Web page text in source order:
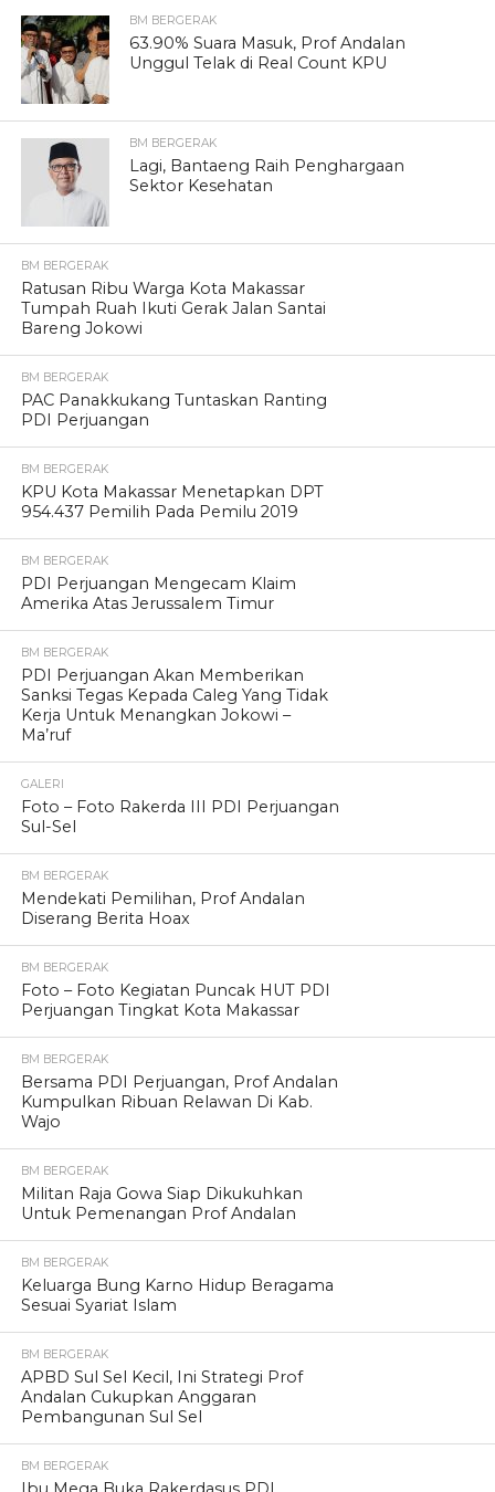
BM BERGERAK
63.90% Suara Masuk, Prof Andalan
Unggul Telak di Real Count KPU
BM BERGERAK
Lagi, Bantaeng Raih Penghargaan
Sektor Kesehatan
BM BERGERAK
Ratusan Ribu Warga Kota Makassar
Tumpah Ruah Ikuti Gerak Jalan Santai
Bareng Jokowi
BM BERGERAK
PAC Panakkukang Tuntaskan Ranting
PDI Perjuangan
BM BERGERAK
KPU Kota Makassar Menetapkan DPT
954.437 Pemilih Pada Pemilu 2019
BM BERGERAK
PDI Perjuangan Mengecam Klaim
Amerika Atas Jerussalem Timur
BM BERGERAK
PDI Perjuangan Akan Memberikan
Sanksi Tegas Kepada Caleg Yang Tidak
Kerja Untuk Menangkan Jokowi –
Ma’ruf
GALERI
Foto – Foto Rakerda III PDI Perjuangan
Sul-Sel
BM BERGERAK
Mendekati Pemilihan, Prof Andalan
Diserang Berita Hoax
BM BERGERAK
Foto – Foto Kegiatan Puncak HUT PDI
Perjuangan Tingkat Kota Makassar
BM BERGERAK
Bersama PDI Perjuangan, Prof Andalan
Kumpulkan Ribuan Relawan Di Kab.
Wajo
BM BERGERAK
Militan Raja Gowa Siap Dikukuhkan
Untuk Pemenangan Prof Andalan
BM BERGERAK
Keluarga Bung Karno Hidup Beragama
Sesuai Syariat Islam
BM BERGERAK
APBD Sul Sel Kecil, Ini Strategi Prof
Andalan Cukupkan Anggaran
Pembangunan Sul Sel
BM BERGERAK